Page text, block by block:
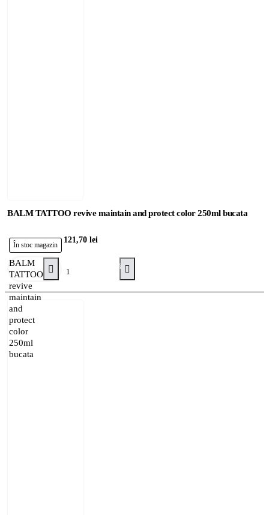
BALM TATTOO revive maintain and protect color 250ml bucata
În stoc magazin
121,70 lei
BALM
TATTOO
revive
maintain
and
protect
color
250ml
bucata
Adaugă în Coş